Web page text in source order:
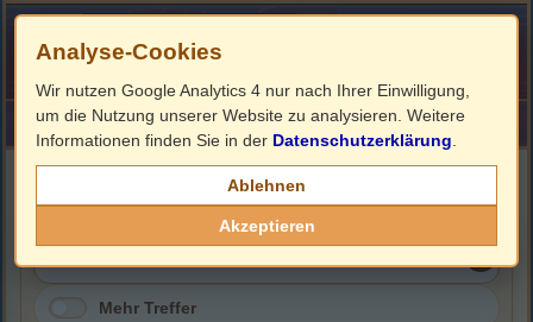
HOME ImpressumLinks
Mehr Treffer
Analyse-Cookies
Wir nutzen Google Analytics 4 nur nach Ihrer Einwilligung,
um die Nutzung unserer Website zu analysieren. Weitere
Informationen finden Sie in der Datenschutzerklärung
Ablehnen
Akzeptieren